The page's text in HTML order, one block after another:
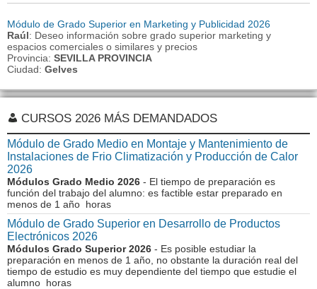
Módulo de Grado Superior en Marketing y Publicidad 2026
Raúl: Deseo información sobre grado superior marketing y
espacios comerciales o similares y precios
Provincia: SEVILLA PROVINCIA
Ciudad: Gelves
CURSOS 2026 MÁS DEMANDADOS
Módulo de Grado Medio en Montaje y Mantenimiento de
Instalaciones de Frio Climatización y Producción de Calor
2026
Módulos Grado Medio 2026 - El tiempo de preparación es
función del trabajo del alumno: es factible estar preparado en
menos de 1 año horas
Módulo de Grado Superior en Desarrollo de Productos
Electrónicos 2026
Módulos Grado Superior 2026 - Es posible estudiar la
preparación en menos de 1 año, no obstante la duración real del
tiempo de estudio es muy dependiente del tiempo que estudie el
alumno horas